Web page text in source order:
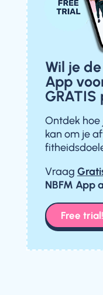
Wil je
App
Ontdek
kan om je
Vraag
NBFM App
Free trial!